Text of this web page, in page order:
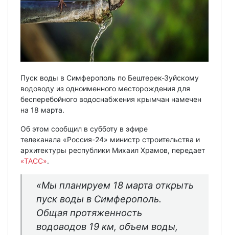
Пуск воды в Симферополь по Бештерек-Зуйскому
водоводу из одноименного месторождения для
бесперебойного водоснабжения крымчан намечен
на 18 марта.
Об этом сообщил в субботу в эфире
телеканала «Россия-24» министр строительства и
архитектуры республики Михаил Храмов, передает
«ТАСС».
«Мы планируем 18 марта открыть
пуск воды в Симферополь.
Общая протяженность
водоводов 19 км, объем воды,